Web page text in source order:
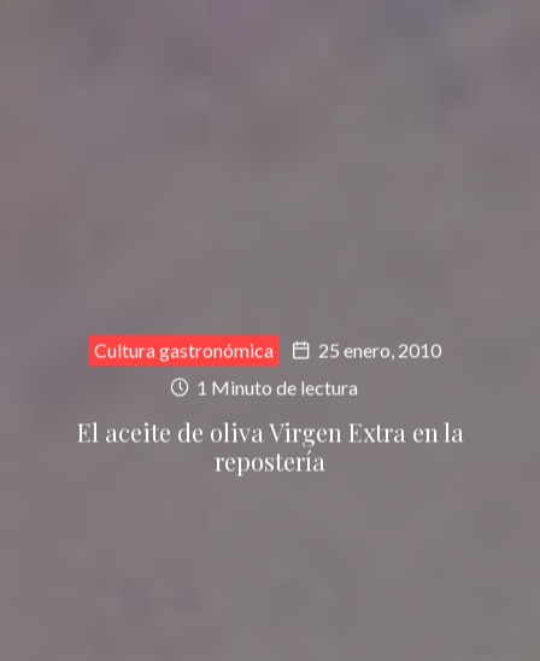
Cultura gastronómica
25 enero, 2010
1 Minuto de lectura
El aceite de oliva Virgen Extra en la
repostería